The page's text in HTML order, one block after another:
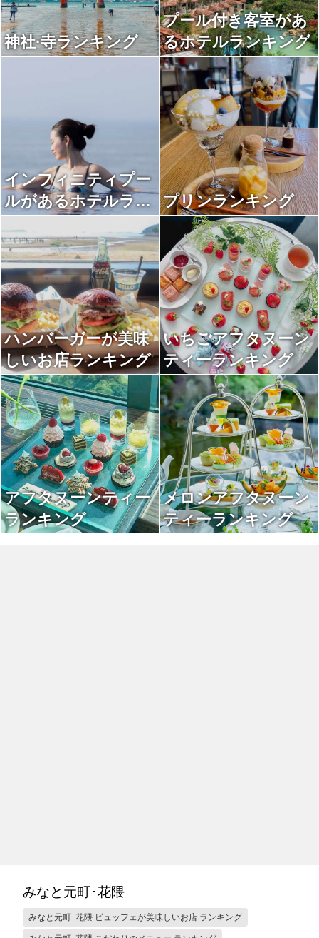
神社·寺ランキング
プール付き客室があ
るホテルランキング
インフィニティプー
ルがあるホテルラン
キング
プリンランキング
ハンバーガーが美味
しいお店ランキング
いちごアフタヌーン
ティーランキング
アフタヌーンティー
ランキング
メロンアフタヌーン
ティーランキング
みなと元町･花隈
みなと元町･花隈 ビュッフェが美味しいお店 ランキング